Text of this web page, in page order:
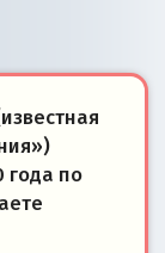
года по